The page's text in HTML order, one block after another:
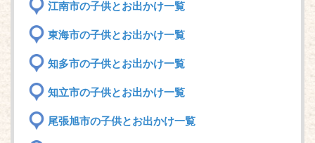
江南市の子供とお出かけ一覧
東海市の子供とお出かけ一覧
知多市の子供とお出かけ一覧
知立市の子供とお出かけ一覧
尾張旭市の子供とお出かけ一覧